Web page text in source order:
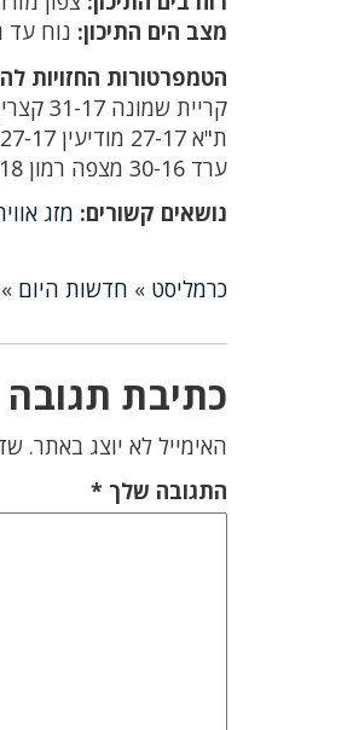
מצב הים התיכון: נוח עד גלי 30-70 ס"מ,
הטמפרטורות החזויות
קריית שמונה 31-17 קצרין 28-15 צפת 24-17 טבריה 35-18 נצרת 30-16 חיפה 27-19‏
ת"א 27-17 מודיעין 27-17 ירושלים 28-18 אשקלון 24-18 עין גדי 35-27 באר שבע 17-31 ‏
ערד 30-16 מצפה רמון 29-18 אילת 36-26‏
נושאים קשורים: מזג
כרמליסט » חדשות היום »
כתיבת תגובה
האימייל לא יוצג באתר.
התגובה שלך*